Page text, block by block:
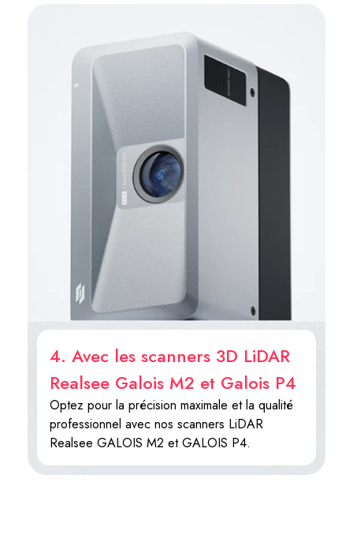
4. Avec les scanners 3D LiDAR
Realsee Galois M2 et Galois P4
Optez pour la précision maximale et la qualité
professionnel avec nos scanners LiDAR
Realsee GALOIS M2 et GALOIS P4.